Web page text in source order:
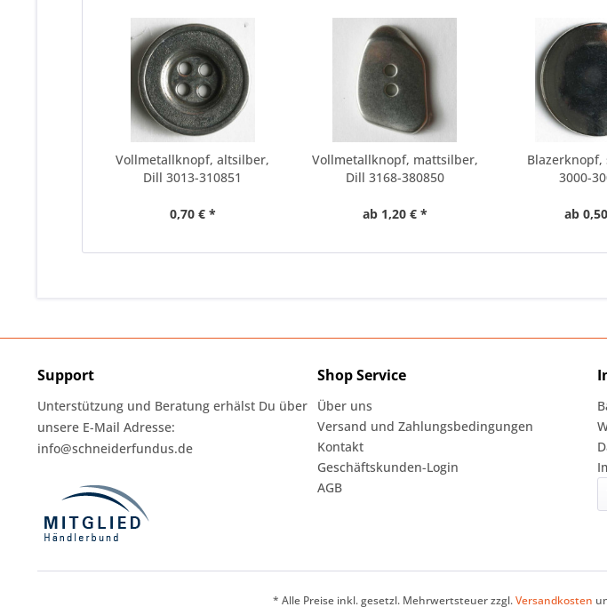
Vollmetallknopf, altsilber,
Dill 3013-310851
0,70 € *
Vollmetallknopf, mattsilber,
Dill 3168-380850
ab 1,20 € *
3000-
ab
Support
Unterstützung und Beratung erhälst Du über
unsere E-Mail Adresse:
info@schneiderfundus.de
Shop Service
Über uns
Versand und Zahlungsbedingungen
Kontakt
Geschäftskunden-Login
AGB
* Alle Preise inkl. gesetzl. Mehrwertsteuer zzgl.Versandkosten